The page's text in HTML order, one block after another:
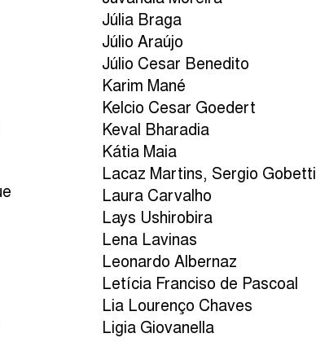
Júlia Braga
Júlio Araújo
Júlio Cesar Benedito
Karim Mané
Kelcio Cesar Goedert
Keval Bharadia
Kátia Maia
Lacaz Martins, Sergio Gobetti
Laura Carvalho
Lays Ushirobira
Lena Lavinas
Leonardo Albernaz
Letícia Franciso de Pascoal
Lia Lourenço Chaves
Ligia Giovanella